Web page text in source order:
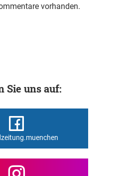
vorhanden.
Sie uns auf: